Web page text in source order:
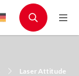
Laser Attitude